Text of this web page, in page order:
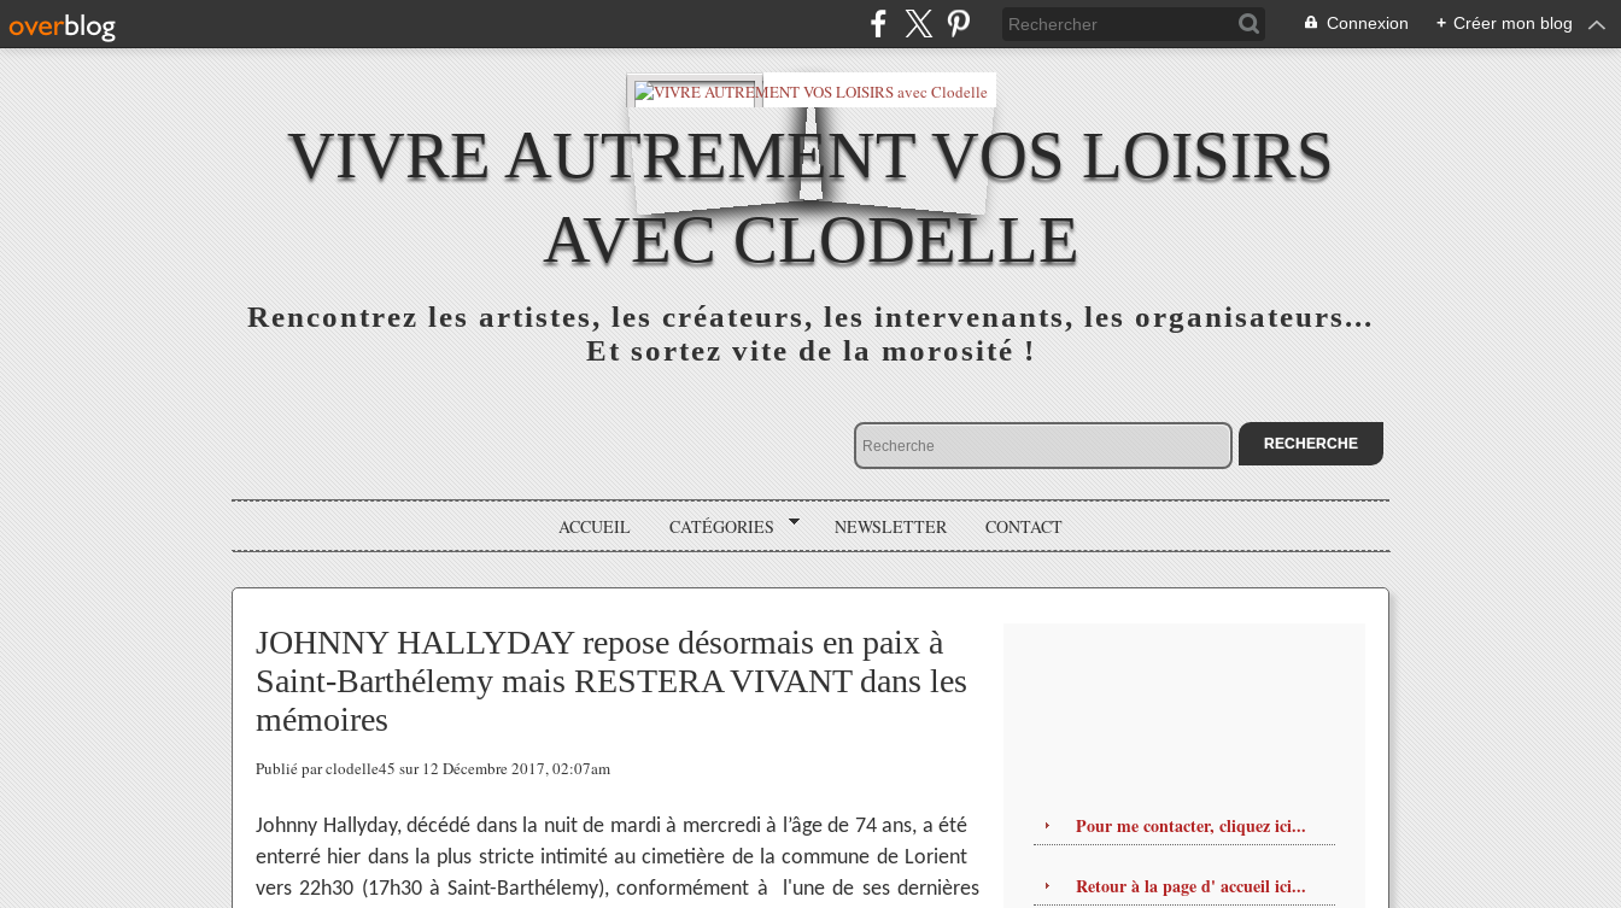
Connexion + Créer mon blog
VIVRE AUTREMENT VOS LOISIRS
AVEC CLODELLE
Rencontrez les artistes, les créateurs, les intervenants, les organisateurs...
Et sortez vite de la morosité !
ACCUEIL CATÉGORIES NEWSLETTER CONTACT
JOHNNY HALLYDAY repose désormais en paix à
Saint-Barthélemy mais RESTERA VIVANT dans les
mémoires
Publié par clodelle45 sur 12 Décembre 2017, 02:07am
Johnny Hallyday, décédé dans la nuit de mardi à mercredi à l’âge de 74 ans, a été
enterré hier dans la plus stricte intimité au cimetière de la commune de Lorient
vers 22h30 (17h30 à Saint-Barthélemy), conformément à l'une de ses dernières
Pour me contacter, cliquez ici...
Retour à la page d' accueil ici...